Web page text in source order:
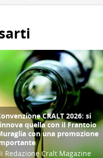
CRALT 2026: si
quella con il Frantoio
con una promozione
Redazione Cralt Magazine